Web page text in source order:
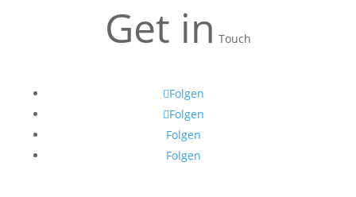
Get in Touch
Folgen
Folgen
Folgen
Folgen